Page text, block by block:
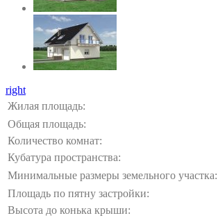
right
Жилая площадь:
Общая площадь:
Количество комнат:
Кубатура пространства:
Минимальные размеры земельного участка:
Площадь по пятну застройки:
Высота до конька крыши: